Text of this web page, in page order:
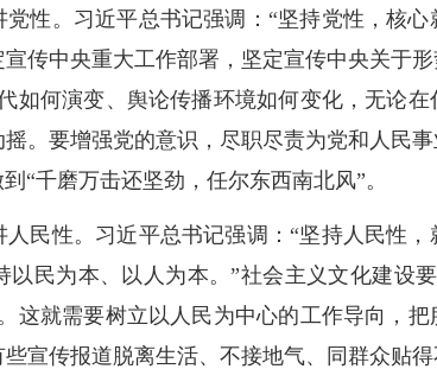
性。习近平总书记强调：“坚持党性，核
传中央重大工作部署，坚定宣传中央关于
如何演变、舆论传播环境如何变化，无论
。要增强党的意识，尽职尽责为党和人民
“千磨万击还坚劲，任尔东西南北风”。
民性。习近平总书记强调：“坚持人民性
民为本、以人为本。”社会主义文化建设
这就需要树立以人民为中心的工作导向，
宣传报道脱离生活、不接地气、同群众贴